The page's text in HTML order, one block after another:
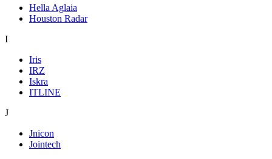
Hella Aglaia
Houston Radar
I
Iris
IRZ
Iskra
ITLINE
J
Jnicon
Jointech